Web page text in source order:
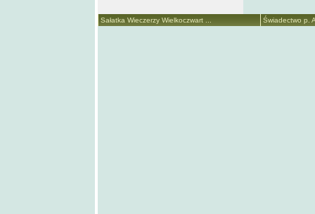
Sałatka Wieczerzy Wielkoczwart ... Świadectwo p.